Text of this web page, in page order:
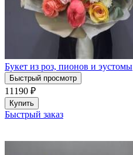
Букет из роз, пионов и эустомы
Быстрый просмотр
11190 ₽
Купить
Быстрый заказ